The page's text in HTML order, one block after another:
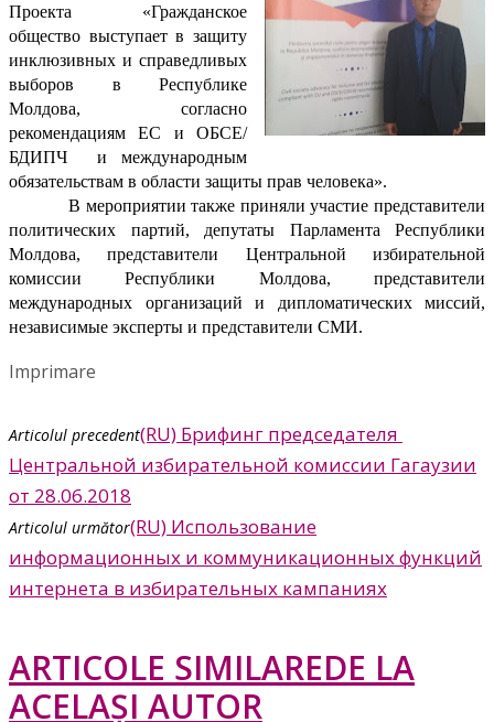
Проекта «Гражданское
общество выступает в защиту
инклюзивных и справедливых
выборов в Республике
Молдова, согласно
рекомендациям ЕС и ОБСЕ/
БДИПЧ
и международным
обязательствам в области защиты прав человека».
В мероприятии также приняли участие представители
политических партий, депутаты Парламента Республики
Молдова, представители Центральной избирательной
комиссии Республики Молдова, представители
международных организаций и дипломатических миссий,
независимые эксперты и представители СМИ.
Imprimare
Articolul precedent(RU) Брифинг председателя
Центральной избирательной комиссии Гагаузии
от 28.06.2018
Articolul următor(RU) Использование
информационных и коммуникационных функций
интернета в избирательных кампаниях
ARTICOLE SIMILAREDE LA
ACELAȘI AUTOR